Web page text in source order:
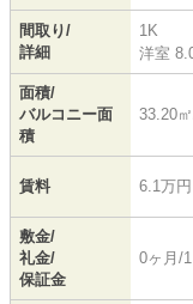
間取り/
詳細
1K
洋室
面積/
バルコニー面
積
33.20
賃料 6.1万円
敷金/
礼金/
保証金
0ヶ月/